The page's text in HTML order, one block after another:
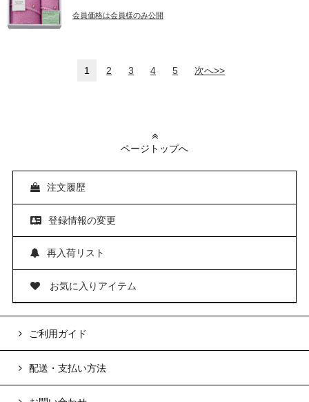
会員価格は会員様のみ公開
1 2 3 4 5 次へ>>
ページトップへ
注文履歴
登録情報の変更
再入荷リスト
お気に入りアイテム
ご利用ガイド
配送・支払い方法